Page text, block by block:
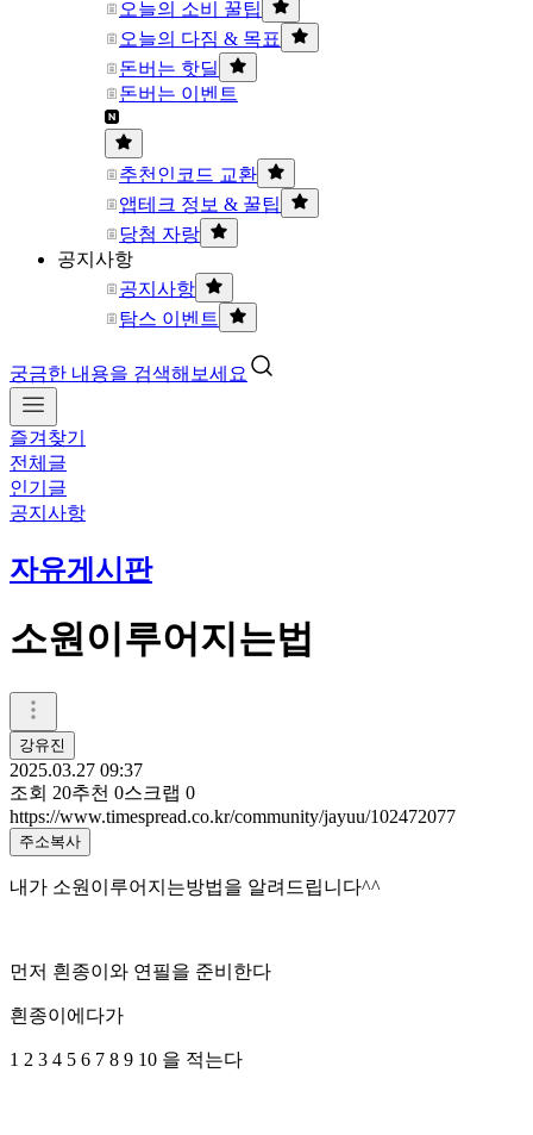
오늘의 소비 꿀팁
오늘의 다짐 & 목표
돈버는 핫딜
돈버는 이벤트
추천인코드 교환
앱테크 정보 & 꿀팁
당첨 자랑
공지사항
공지사항
탐스 이벤트
궁금한 내용을 검색해보세요
즐겨찾기
전체글
인기글
공지사항
자유게시판
소원이루어지는법
강유진
2025.03.27 09:37
조회 20추천 0스크랩 0
https://www.timespread.co.kr/community/jayuu/102472077
주소복사
내가 소원이루어지는방법을 알려드립니다^^
먼저 흰종이와 연필을 준비한다
흰종이에다가
1 2 3 4 5 6 7 8 9 10 을 적는다